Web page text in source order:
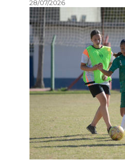
28/07/2026